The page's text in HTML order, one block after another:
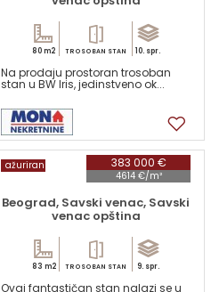
80 m2 TROSOBAN STAN 10. spr.
Na prodaju prostoran trosoban
stan u BW Iris, jedinstveno ok...
383 000 €
4614 €/m²
ažuriran
Beograd, Savski venac, Savski
venac opština
83 m2 TROSOBAN STAN 9. spr.
Ovaj fantastičan stan nalazi se u